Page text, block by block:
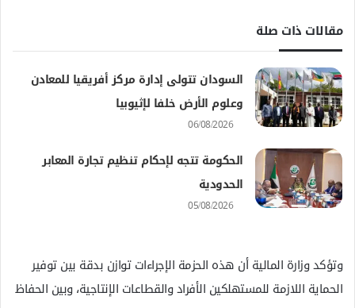
مقالات ذات صلة
السودان تتولى إدارة مركز أفريقيا للمعادن
وعلوم الأرض خلفا لإثيوبيا
06/08/2026
الحكومة تتجه لإحكام تنظيم تجارة المعابر
الحدودية
05/08/2026
وتؤكد وزارة المالية أن هذه الحزمة الإجراءات توازن بدقة بين توفير
الحماية اللازمة للمستهلكين الأفراد والقطاعات الإنتاجية، وبين الحفاظ